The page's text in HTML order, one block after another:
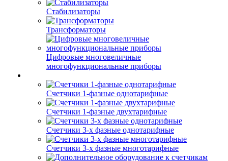
Стабилизаторы
Трансформаторы
Цифровые многовеличные
многофункциональные приборы
Счетчики 1-фазные однотарифные
Счетчики 1-фазные двухтарифные
Счетчики 3-х фазные однотарифные
Счетчики 3-х фазные многотарифные